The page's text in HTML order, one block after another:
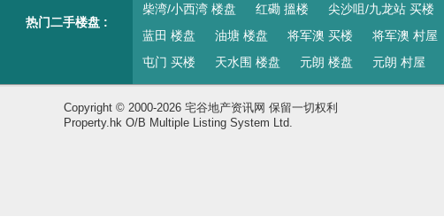
热门二手楼盘 :
柴湾/小西湾 楼盘
红磡 搵楼 尖沙咀/九龙站 买楼
蓝田 楼盘
油塘 楼盘 将军澳 买楼 将军澳 村屋
屯门 买楼
天水围 楼盘 元朗 楼盘 元朗 村屋
Copyright © 2000-2026 宅谷地产资讯网 保留一切权利
Property.hk O/B Multiple Listing System Ltd.